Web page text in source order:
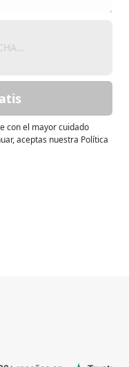
con el mayor cuidado
aceptas nuestra Política